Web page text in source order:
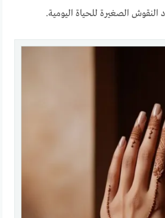
النقوش الصغيرة للحياة اليومية.